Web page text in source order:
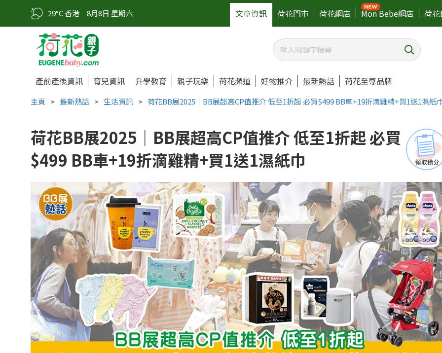
29°C 香港 8月8日 星期六 文章資訊 荷花門市 荷花網店 Mon Bebe網店 荷
產前產後資訊 育兒資訊 升學教育 親子玩樂 荷花頻道 好物推介 最新熱話 荷花至尊品牌
主頁 > 最新熱話 > 生活資訊 > 荷花BB展2025｜BB展超高CP值推介 低至1折起 必買$499 BB車+19折滴雞精+買1送1濕紙
荷花BB展2025｜BB展超高CP值推介 低至1折起 必買
$499 BB車+19折滴雞精+買1送1濕紙巾